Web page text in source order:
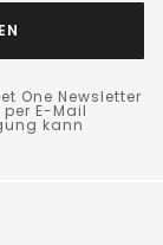
One Newsletter
E-Mail
kann